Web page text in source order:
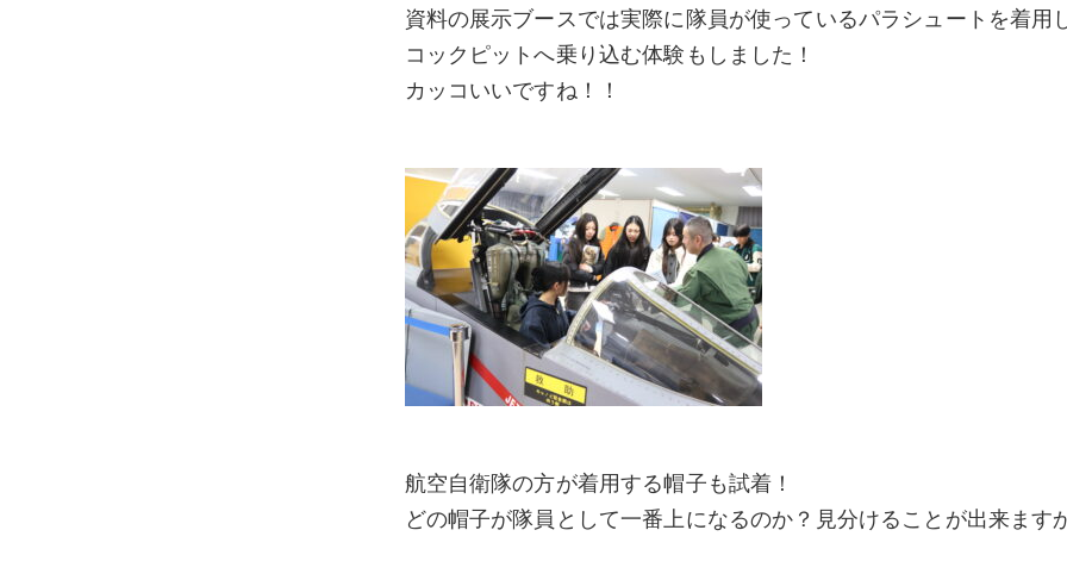
資料の展示ブースでは実際に隊員が使っているパラシュートを着用
コックピットへ乗り込む体験もしました！
カッコいいですね！！
航空自衛隊の方が着用する帽子も試着！
どの帽子が隊員として一番上になるのか？見分けることが出来ます